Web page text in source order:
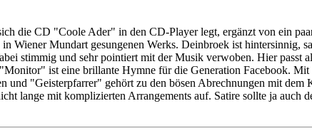
die CD "Coole Ader" in den CD-Player legt, ergänzt von ein
Wiener Mundart gesungenen Werks. Deinbroek ist
stimmig und sehr pointiert mit der Musik verwoben. Hier
ist eine brillante Hymne für die Generation Facebook.
und "Geisterpfarrer" gehört zu den bösen Abrechnungen mit
lange mit komplizierten Arrangements auf. Satire sollte ja auch